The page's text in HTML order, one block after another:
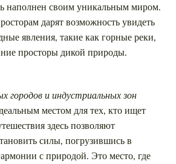
наполнен своим уникальным миром.
дарят возможность увидеть
явления, такие как горные реки,
просторы дикой природы.
и индустриальных зон
местом для тех, кто ищет
здесь позволяют
силы, погрузившись в
с природой. Это место, где